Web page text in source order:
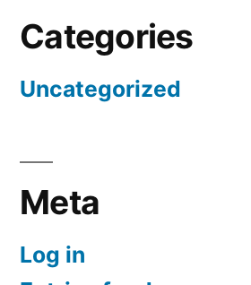
Categories
Uncategorized
Meta
Log in